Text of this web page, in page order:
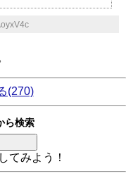
(270)
ら検索
てみよう！